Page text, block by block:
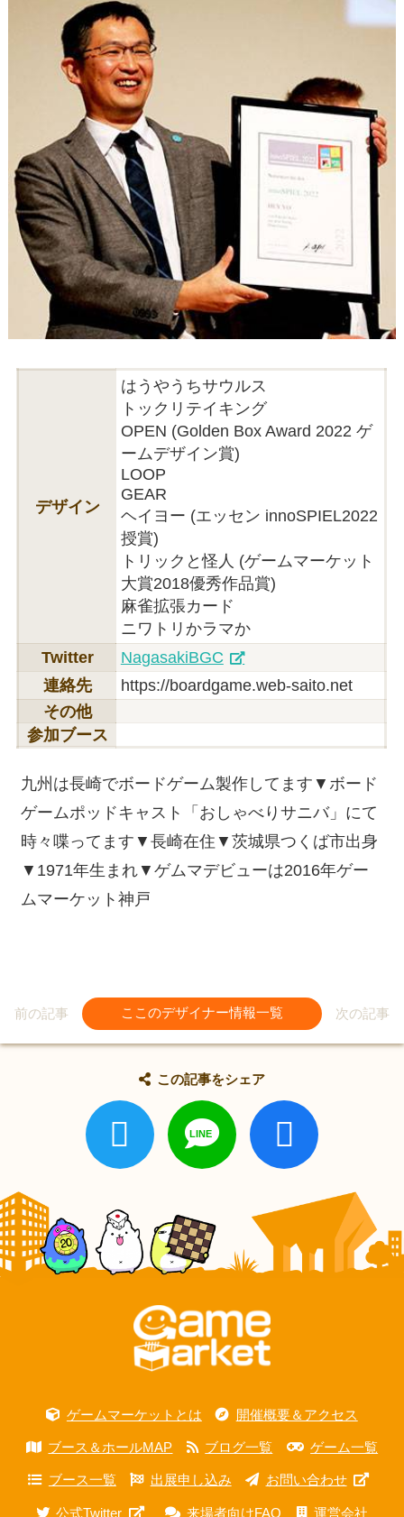
デザイン
はうやうちサウルス
トックリテイキング
OPEN (Golden Box Award 2022 ゲ
ームデザイン賞)
LOOP
GEAR
ヘイヨー (エッセン innoSPIEL2022
授賞)
トリックと怪人 (ゲームマーケット
大賞2018優秀作品賞)
麻雀拡張カード
ニワトリかラマか
Twitter
NagasakiBGC
連絡先
https://boardgame.web-saito.net
その他
参加ブース
九州は長崎でボードゲーム製作してます▼ボード
ゲームポッドキャスト「おしゃべりサニバ」にて
時々喋ってます▼長崎在住▼茨城県つくば市出身
▼1971年生まれ▼ゲムマデビューは2016年ゲー
ムマーケット神戸
前の記事 ここのデザイナー情報一覧 次の記事
この記事をシェア
ゲームマーケットとは 開催概要＆アクセス
ブース＆ホールMAP ブログ一覧 ゲーム一覧
ブース一覧 出展申し込み お問い合わせ
公式Twitter 来場者向けFAQ 運営会社